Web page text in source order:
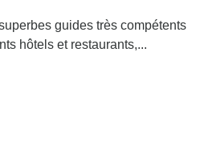
guides très compétents
hôtels et restaurants,...